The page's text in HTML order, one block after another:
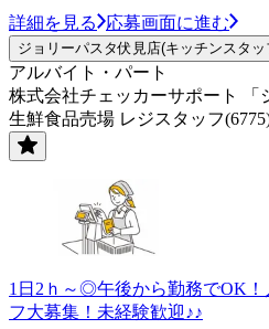
詳細を見る 応募画面に進む
ジョリーパスタ伏見店(キッチンスタ
アルバイト・パート
株式会社チェッカーサポート 「
生鮮食品売場 レジスタッフ
1日2ｈ～◎午後から勤務でOK！
フ大募集！未経験歓迎♪♪